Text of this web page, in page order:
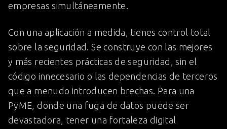
empresas simultáneamente.
Con una aplicación a medida, tienes control total
sobre la seguridad. Se construye con las mejores
y más recientes prácticas de seguridad, sin el
código innecesario o las dependencias de terceros
que a menudo introducen brechas. Para una
PyME, donde una fuga de datos puede ser
devastadora, tener una fortaleza digital